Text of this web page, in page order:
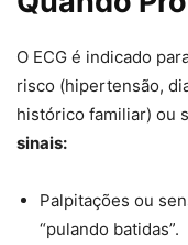
O ECG é indicado
risco (hipertensão,
histórico familiar) ou
sinais:
Palpitações ou
“pulando batidas”.